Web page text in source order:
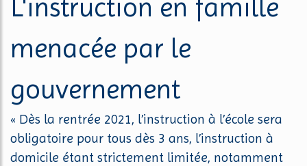
L'instruction en famille
menacée par le
gouvernement
« Dès la rentrée 2021, l’instruction à l’école sera
obligatoire pour tous dès 3 ans, l’instruction à
domicile étant strictement limitée, notamment